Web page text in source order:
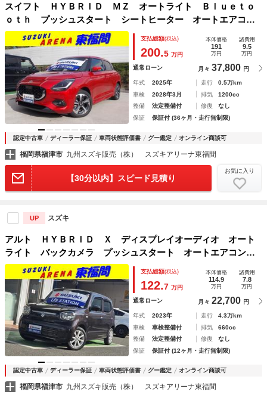
スイフト ＨＹＢＲＩＤ ＭＺ オートライト Ｂｌｕｅｔｏ
ｏｔｈ プッシュスタート シートヒーター オートエアコ
ン 衝突被害軽減システム アイドリングストップ 盗難防止
システム スマートキーレス
支払総額(税込)
200.5 万円
本体価格
191
万円
諸費用
9.5
万円
通常ローン 月々 37,800 円
年式 2025年 走行
0.5万km
車検
2028年3月 排気
1200cc
整備
法定整備付 修復
なし
保証
保証付 (36ヶ月・走行無制限)
認定中古車 ディーラー保証 車両状態評価書 グー鑑定 オンライン商談可
福岡県福津市 九州スズキ販売（株） スズキアリーナ東福間
【30分以内】スピード見積り
お気に入り
UP スズキ
アルト ＨＹＢＲＩＤ Ｘ ディスプレイオーディオ オート
ライト バックカメラ プッシュスタート オートエアコン
スズキセーフティーサポート 衝突被害軽減システム アイド
リングストップ 盗難防止システム
支払総額(税込)
122.7 万円
本体価格
114.9
万円
諸費用
7.8
万円
通常ローン 月々 22,700 円
年式 2023年 走行
4.3万km
車検
車検整備付 排気
660cc
整備
法定整備付 修復
なし
保証
保証付 (12ヶ月・走行無制限)
認定中古車 ディーラー保証 車両状態評価書 グー鑑定 オンライン商談可
福岡県福津市 九州スズキ販売（株） スズキアリーナ東福間